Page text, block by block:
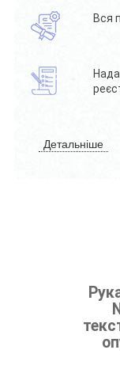
Вся
Детальніше